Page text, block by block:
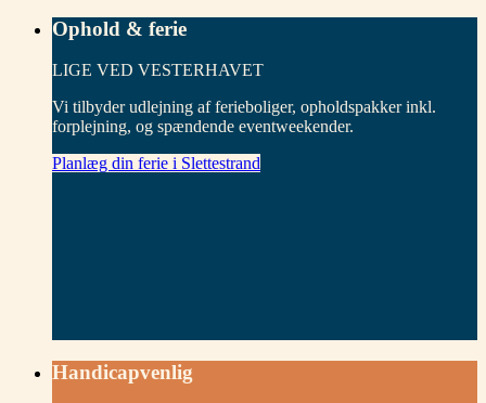
Ophold & ferie
LIGE VED VESTERHAVET
Vi tilbyder udlejning af ferieboliger, opholdspakker inkl.
forplejning, og spændende eventweekender.
Planlæg din ferie i Slettestrand
Handicapvenlig